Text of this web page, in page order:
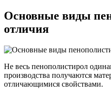
Основные виды
отличия
Не весь пенополистирол
производства получаются
отличающимися свойствами.